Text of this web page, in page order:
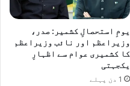
یومِ استحصالِ کشمیر: صدر،
وزیراعظم اور نائب وزیراعظم
کا کشمیری عوام سے اظہارِ
یکجہتی
1 دن پہلے